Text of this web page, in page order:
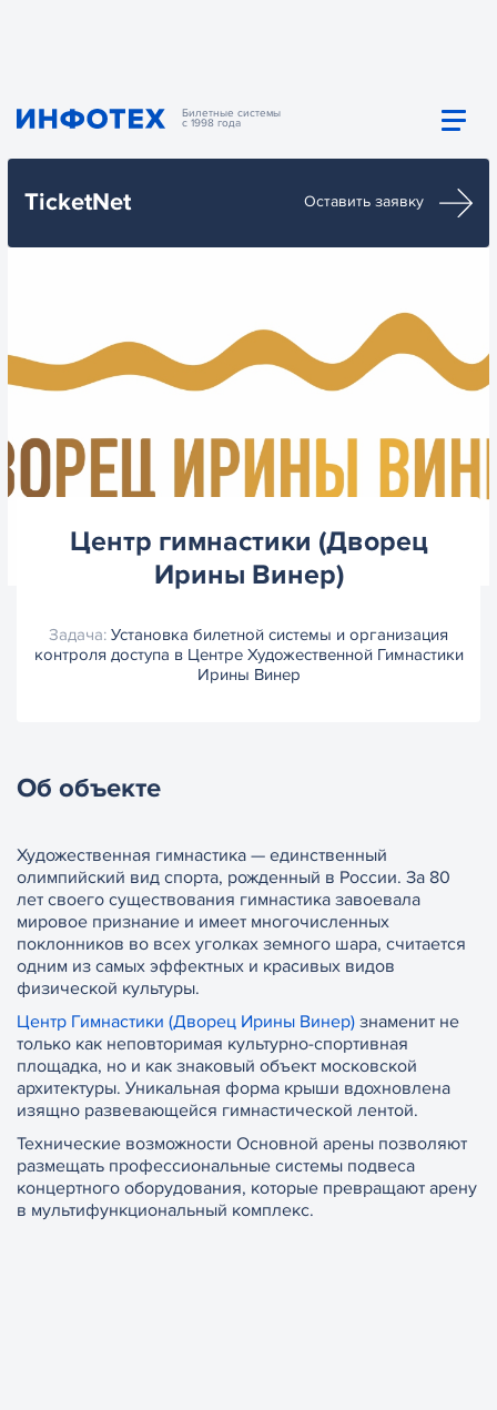
Билетные системы
с 1998 года
TicketNet Оставить заявку
Центр гимнастики (Дворец
Ирины Винер)
Задача: Установка билетной системы и организация
контроля доступа в Центре Художественной Гимнастики
Ирины Винер
Об объекте
Художественная гимнастика — единственный
олимпийский вид спорта, рожденный в России. За 80
лет своего существования гимнастика завоевала
мировое признание и имеет многочисленных
поклонников во всех уголках земного шара, считается
одним из самых эффектных и красивых видов
физической культуры.
Центр Гимнастики (Дворец Ирины Винер) знаменит не
только как неповторимая культурно-спортивная
площадка, но и как знаковый объект московской
архитектуры. Уникальная форма крыши вдохновлена
изящно развевающейся гимнастической лентой.
Технические возможности Основной арены позволяют
размещать профессиональные системы подвеса
концертного оборудования, которые превращают арену
в мультифункциональный комплекс.